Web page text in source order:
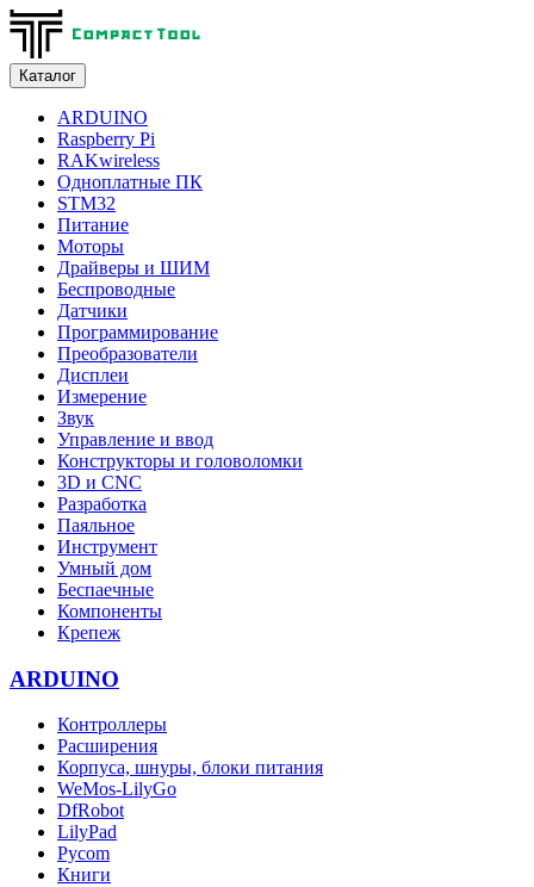
Каталог
ARDUINO
Raspberry Pi
RAKwireless
Одноплатные ПК
STM32
Питание
Моторы
Драйверы и ШИМ
Беспроводные
Датчики
Программирование
Преобразователи
Дисплеи
Измерение
Звук
Управление и ввод
Конструкторы и головоломки
3D и CNC
Разработка
Паяльное
Инструмент
Умный дом
Беспаечные
Компоненты
Крепеж
ARDUINO
Контроллеры
Расширения
Корпуса, шнуры, блоки питания
WeMos-LilyGo
DfRobot
LilyPad
Pycom
Книги